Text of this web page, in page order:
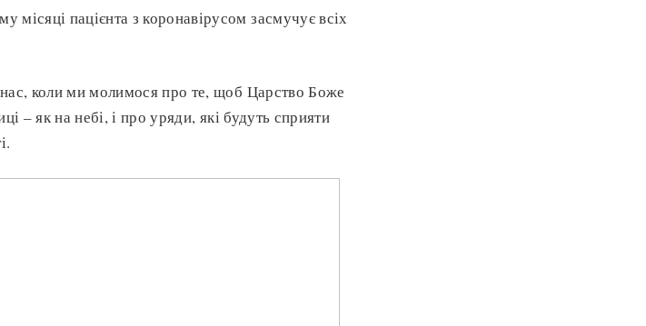
пацієнта з коронавірусом засмучує всіх
коли ми молимося про те, щоб Царство Боже
– як на небі, і про уряди, які будуть сприяти